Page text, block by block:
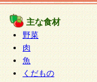
主な食材
野菜
肉
魚
くだもの